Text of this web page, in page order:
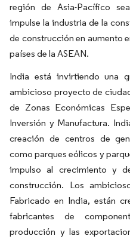
región de Asia-Pacífico
impulse la industria de la
de construcción en aumento
países de la ASEAN.
India está invirtiendo una
ambicioso proyecto de
de Zonas Económicas
Inversión y Manufactura.
creación de centros de
como parques eólicos y
impulso al crecimiento y
construcción. Los
Fabricado en India, están
fabricantes de
producción y las